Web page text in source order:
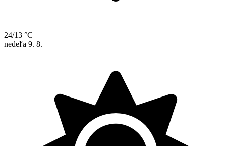
24/13 °C
nedeľa 9. 8.